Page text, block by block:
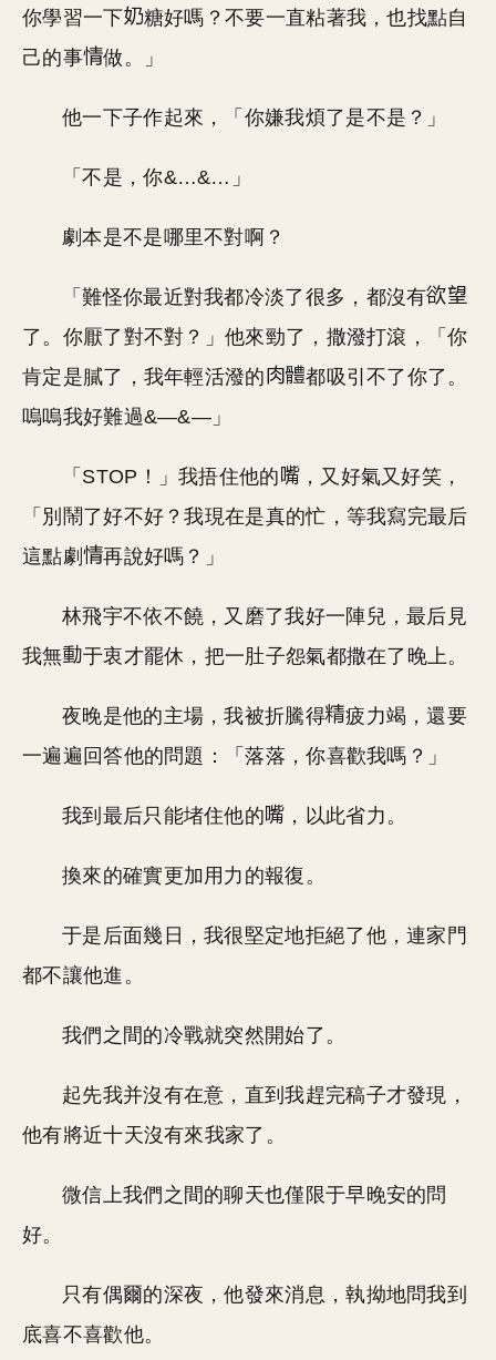
你學習一下
糖好嗎？不要一直粘著我，也找點自
己的事
做。」
他一下子作起來，「你嫌我煩了是不是？」
「不是，你&…&…」
劇本是不是哪里不對啊？
「難怪你最近對我都冷淡了很多，都沒有
了。你厭了對不對？」他來勁了，撒潑打滾，「你
肯定是膩了，我年輕活潑的
都吸引不了你了。
嗚嗚我好難過&—&—」
「STOP！」我捂住他的
，又好氣又好笑，
「別鬧了好不好？我現在是真的忙，等我寫完最后
這點劇
再說好嗎？」
林飛宇不依不饒，又磨了我好一陣兒，最后見
我無
于衷才罷休，把一肚子怨氣都撒在了晚上。
夜晚是他的主場，我被折騰得
疲力竭，還要
一遍遍回答他的問題：「落落，你喜歡我嗎？」
我到最后只能堵住他的 ，以此省力。
換來的確實更加用力的報復。
于是后面幾日，我很堅定地拒絕了他，連家門
都不讓他進。
我們之間的冷戰就突然開始了。
起先我并沒有在意，直到我趕完稿子才發現，
他有將近十天沒有來我家了。
微信上我們之間的聊天也僅限于早晚安的問
好。
只有偶爾的深夜，他發來消息，執拗地問我到
底喜不喜歡他。